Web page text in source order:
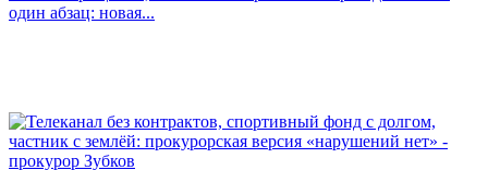
один абзац: новая...